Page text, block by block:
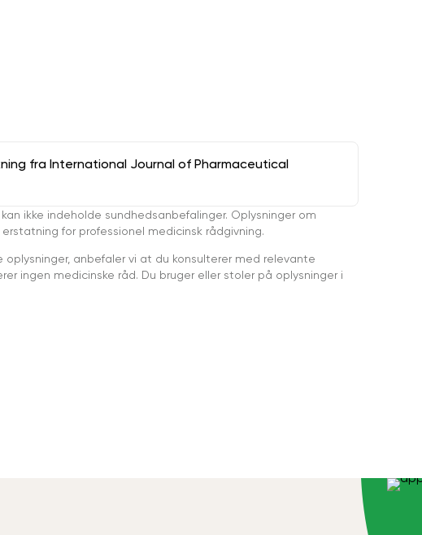
fra International Journal of Pharmaceutical
ikke indeholde sundhedsanbefalinger. Oplysninger om
for professionel medicinsk rådgivning.
anbefaler vi at du konsulterer med relevante
ingen medicinske råd. Du bruger eller stoler på oplysninger i